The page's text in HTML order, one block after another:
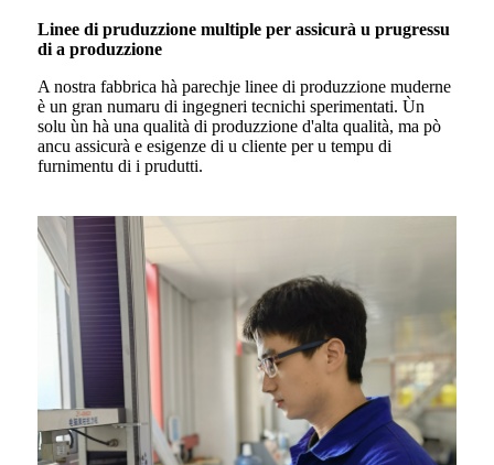
Linee di pruduzzione multiple per assicurà u prugressu
di a produzzione
A nostra fabbrica hà parechje linee di produzzione muderne
è un gran numaru di ingegneri tecnichi sperimentati. Ùn
solu ùn hà una qualità di produzzione d'alta qualità, ma pò
ancu assicurà e esigenze di u cliente per u tempu di
furnimentu di i prudutti.